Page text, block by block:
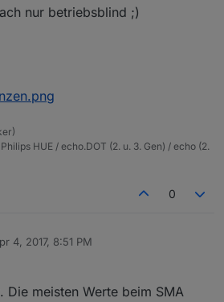
nur betriebsblind ;)
HUE / echo.DOT (2. u. 3. Gen) / echo (2.
0
4, 2017, 8:51 PM
meisten Werte beim SMA